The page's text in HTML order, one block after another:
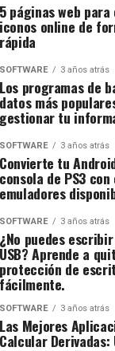
5 páginas web
iconos online de
rápida
SOFTWARE 3 años atrás
Los programas de
datos más
gestionar tu
SOFTWARE 3 años atrás
Convierte tu
consola de PS3
emuladores
SOFTWARE 3 años atrás
¿No puedes
USB? Aprende a
protección de
fácilmente.
SOFTWARE 3 años atrás
Las Mejores
Calcular Derivadas: